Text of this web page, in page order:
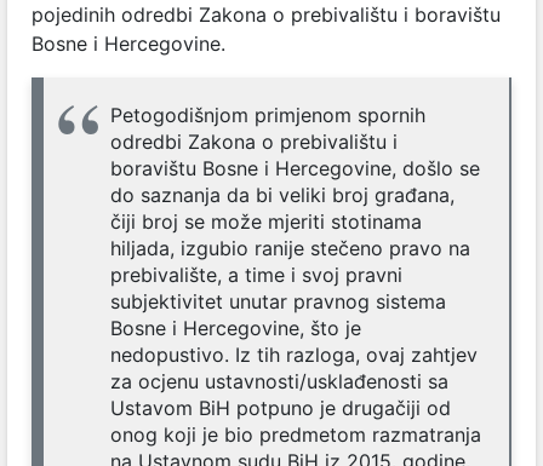
pojedinih odredbi Zakona o prebivalištu i boravištu
Bosne i Hercegovine.
Petogodišnjom primjenom spornih
odredbi Zakona o prebivalištu i
boravištu Bosne i Hercegovine, došlo se
do saznanja da bi veliki broj građana,
čiji broj se može mjeriti stotinama
hiljada, izgubio ranije stečeno pravo na
prebivalište, a time i svoj pravni
subjektivitet unutar pravnog sistema
Bosne i Hercegovine, što je
nedopustivo. Iz tih razloga, ovaj zahtjev
za ocjenu ustavnosti/usklađenosti sa
Ustavom BiH potpuno je drugačiji od
onog koji je bio predmetom razmatranja
na Ustavnom sudu BiH iz 2015. godine,